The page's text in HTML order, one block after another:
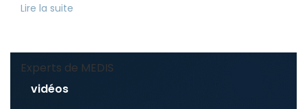
Lire la suite
Experts de MEDIS
vidéos